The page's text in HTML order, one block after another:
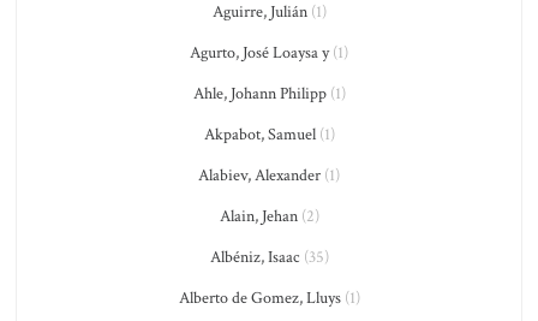
Aguirre, Julián(1)
Agurto, José Loaysa y(1)
Ahle, Johann Philipp(1)
Akpabot, Samuel(1)
Alabiev, Alexander (1)
Alain, Jehan(2)
Albéniz, Isaac (35)
Alberto de Gomez, Lluys(1)